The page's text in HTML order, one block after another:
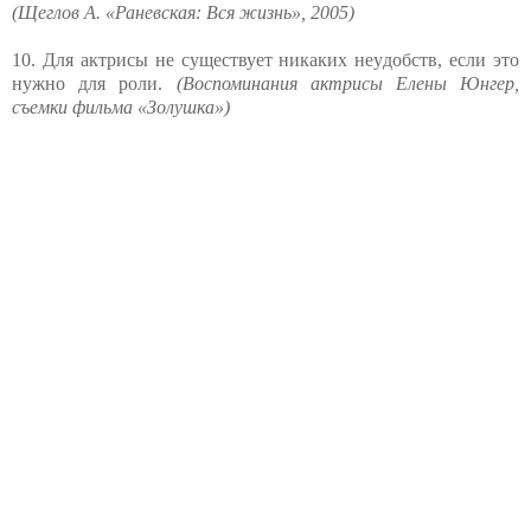
(Щеглов А. «Раневская: Вся жизнь», 2005)
10. Для актрисы не существует никаких нeyдoбcтв, если это
нyжно для рoли. (Воспоминания актрисы Елены Юнгер,
съемки фильма «Золушка»)